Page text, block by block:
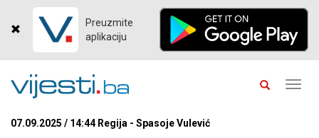
Preuzmite
aplikaciju
07.09.2025 / 14:44 Regija - Spasoje Vulević